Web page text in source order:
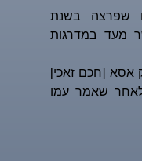
שפרצה בשנת
מעד במדרגות
אסא [חכם זאכי]
שאמר עמו